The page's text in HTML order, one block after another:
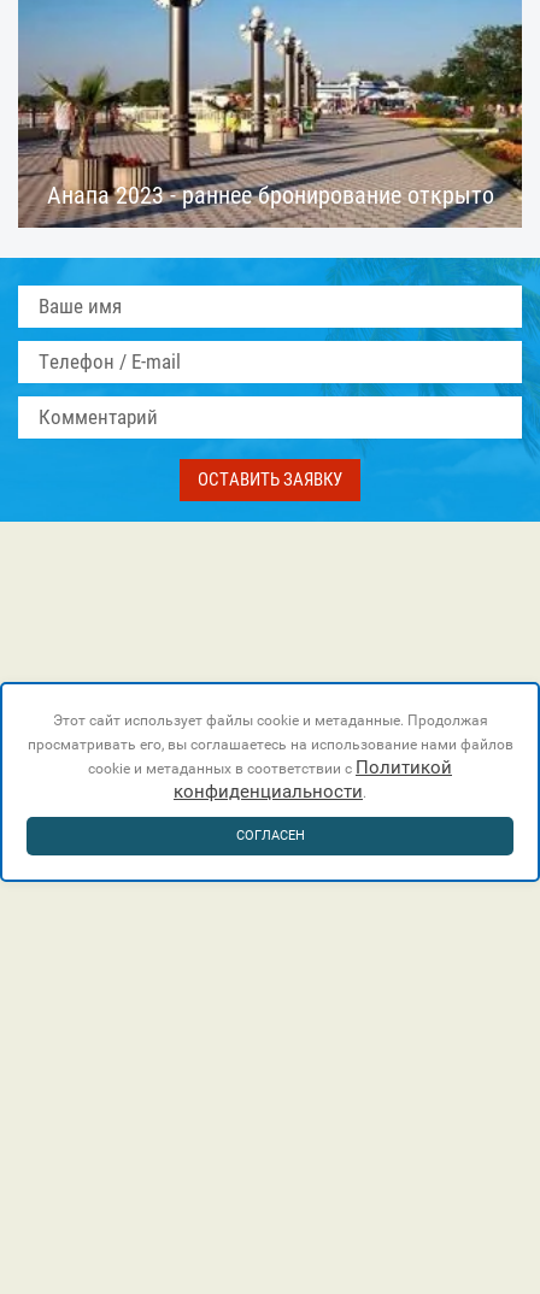
Анапа 2023 - раннее бронирование открыто
ОСТАВИТЬ ЗАЯВКУ
Этот сайт использует файлы cookie и метаданные. Продолжая
просматривать его, вы соглашаетесь на использование нами файлов
cookie и метаданных в соответствии с Политикой
конфиденциальности.
СОГЛАСЕН